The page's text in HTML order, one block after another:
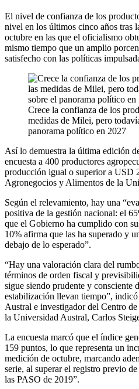
El nivel de confianza de los
nivel en los últimos cinco años tras
octubre en las que el oficialismo
mismo tiempo que un amplio
satisfecho con las políticas
Crece la confianza de los
medidas de Milei, pero
panorama político en 2027
Así lo demuestra la última edición
encuesta a 400 productores
producción igual o superior a USD
Agronegocios y Alimentos de la
Según el relevamiento, hay una
positiva de la gestión nacional: el
que el Gobierno ha cumplido con
10% afirma que las ha superado y
debajo de lo esperado”.
“Hay una valoración clara del
términos de orden fiscal y
sigue siendo prudente y consciente
estabilización llevan tiempo”,
Austral e investigador del Centro
la Universidad Austral, Carlos
La encuesta marcó que el índice
159 puntos, lo que representa un
medición de octubre, marcando
serie, al superar el registro previo
las PASO de 2019”.